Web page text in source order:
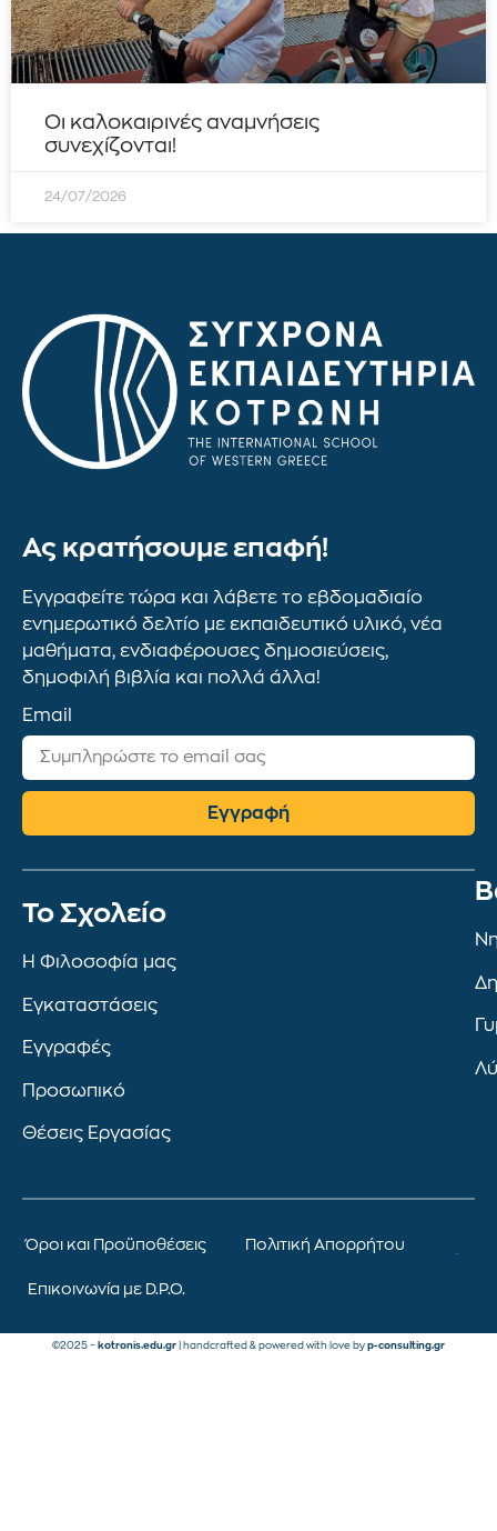
Οι καλοκαιρινές αναμνήσεις
συνεχίζονται!
24/07/2026
Ας κρατήσουμε επαφή!
Εγγραφείτε τώρα και λάβετε το εβδομαδιαίο
ενημερωτικό δελτίο με εκπαιδευτικό υλικό, νέα
μαθήματα, ενδιαφέρουσες δημοσιεύσεις,
δημοφιλή βιβλία και πολλά άλλα!
Email
Εγγραφή
To Σχολείο
Η Φιλοσοφία μας
Εγκαταστάσεις
Εγγραφές
Προσωπικό
Θέσεις Εργασίας
Όροι και Προϋποθέσεις Πολιτική Απορρήτου
Επικοινωνία με D.P.O.
©2025 – kotronis.edu.gr | handcrafted & powered with love by p-consulting.gr